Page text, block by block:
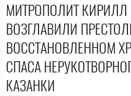
МИТРОПОЛИТ
ВОЗГЛАВИЛИ
ВОССТАНОВЛЕННОМ
СПАСА
КАЗАНКИ